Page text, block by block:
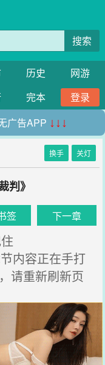
搜索
历史
网游
完本
登录
广告APP ↓↓↓
换手 关灯
判》
签 下一章
内容正在手打
请重新刷新页